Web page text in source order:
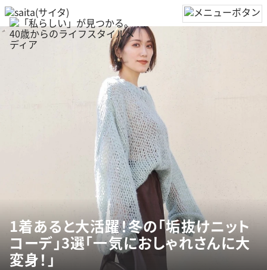
1着あると大活躍！冬の「垢抜けニット
コーデ」3選「一気におしゃれさんに大
変身！」